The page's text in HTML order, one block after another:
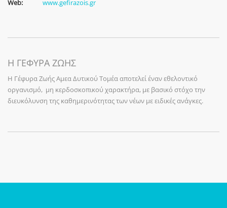
Web:
www.gefirazois.gr
Η ΓΕΦΥΡΑ ΖΩΗΣ
Η Γέφυρα Ζωής Αμεα Δυτικού Τομέα αποτελεί έναν εθελοντικό
οργανισμό, μη κερδοσκοπικού χαρακτήρα, με βασικό στόχο την
διευκόλυνση της καθημερινότητας των νέων με ειδικές ανάγκες.